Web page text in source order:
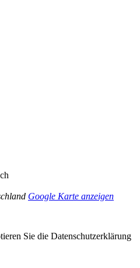
Google Karte anzeigen
Sie die Datenschutzerklärung